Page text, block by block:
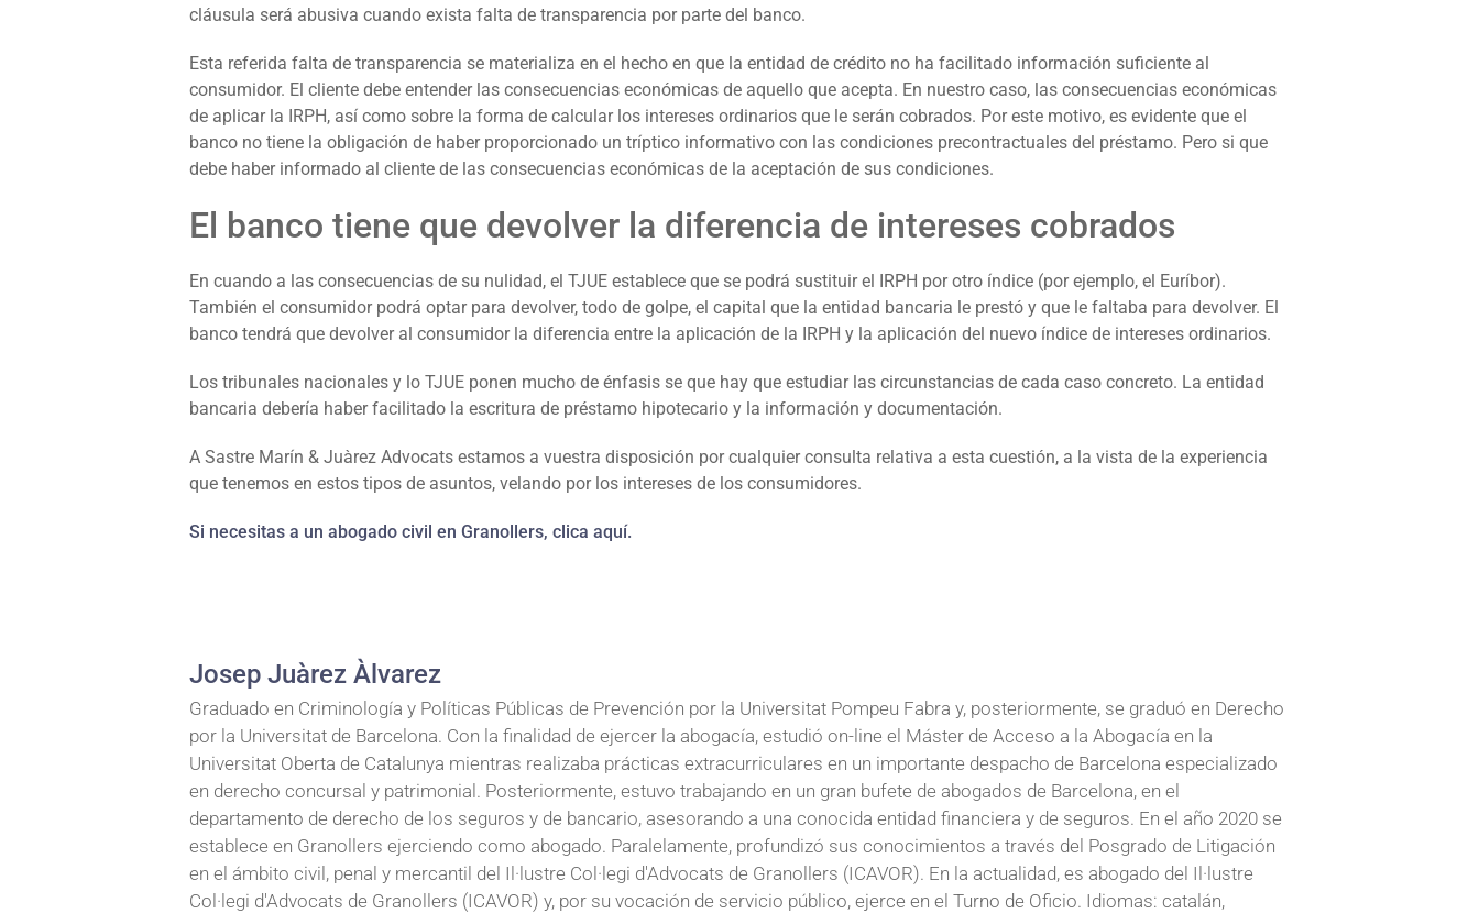
cláusula será abusiva cuando exista falta de transparencia por parte del banco.
Esta referida falta de transparencia se materializa en el hecho en que la entidad de crédito no ha facilitado información suficiente al
consumidor. El cliente debe entender las consecuencias económicas de aquello que acepta. En nuestro caso, las consecuencias económicas
de aplicar la IRPH, así como sobre la forma de calcular los intereses ordinarios que le serán cobrados. Por este motivo, es evidente que el
banco no tiene la obligación de haber proporcionado un tríptico informativo con las condiciones precontractuales del préstamo. Pero si que
debe haber informado al cliente de las consecuencias económicas de la aceptación de sus condiciones.
El banco tiene que devolver la diferencia de intereses cobrados
En cuando a las consecuencias de su nulidad, el TJUE establece que se podrá sustituir el IRPH por otro índice (por ejemplo, el Euríbor).
También el consumidor podrá optar para devolver, todo de golpe, el capital que la entidad bancaria le prestó y que le faltaba para devolver. El
banco tendrá que devolver al consumidor la diferencia entre la aplicación de la IRPH y la aplicación del nuevo índice de intereses ordinarios.
Los tribunales nacionales y lo TJUE ponen mucho de énfasis se que hay que estudiar las circunstancias de cada caso concreto. La entidad
bancaria debería haber facilitado la escritura de préstamo hipotecario y la información y documentación.
A Sastre Marín & Juàrez Advocats estamos a vuestra disposición por cualquier consulta relativa a esta cuestión, a la vista de la experiencia
que tenemos en estos tipos de asuntos, velando por los intereses de los consumidores.
Si necesitas a un abogado civil en Granollers, clica aquí.
Josep Juàrez Àlvarez
Graduado en Criminología y Políticas Públicas de Prevención por la Universitat Pompeu Fabra y, posteriormente, se graduó en Derecho
por la Universitat de Barcelona. Con la finalidad de ejercer la abogacía, estudió on-line el Máster de Acceso a la Abogacía en la
Universitat Oberta de Catalunya mientras realizaba prácticas extracurriculares en un importante despacho de Barcelona especializado
en derecho concursal y patrimonial. Posteriormente, estuvo trabajando en un gran bufete de abogados de Barcelona, en el
departamento de derecho de los seguros y de bancario, asesorando a una conocida entidad financiera y de seguros. En el año 2020 se
establece en Granollers ejerciendo como abogado. Paralelamente, profundizó sus conocimientos a través del Posgrado de Litigación
en el ámbito civil, penal y mercantil del Il·lustre Col·legi d'Advocats de Granollers (ICAVOR). En la actualidad, es abogado del Il·lustre
Col·legi d'Advocats de Granollers (ICAVOR) y, por su vocación de servicio público, ejerce en el Turno de Oficio. Idiomas: catalán,